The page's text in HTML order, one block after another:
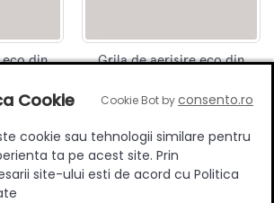
din
Grila de aerisire eco din
finisaj alb mat
28.00 RON
Adauga in cos
Cookie Cookie Bot byconsento.ro
cookie sau tehnologii similare pentru
ta pe acest site. Prin
site-ului esti de acord cu Politica